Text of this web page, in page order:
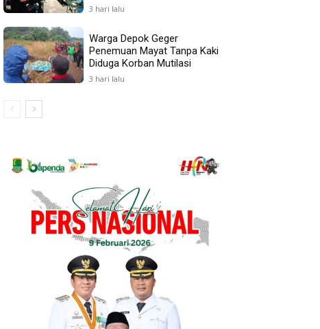
3 hari lalu
Warga Depok Geger
Penemuan Mayat Tanpa Kaki
Diduga Korban Mutilasi
3 hari lalu